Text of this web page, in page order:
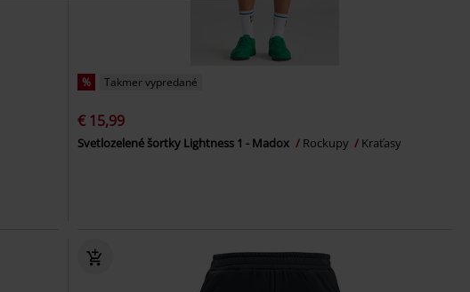
% Takmer vypredané
€ 15,99
Svetlozelené šortky Lightness 1 - Madox Rockupy Kraťasy